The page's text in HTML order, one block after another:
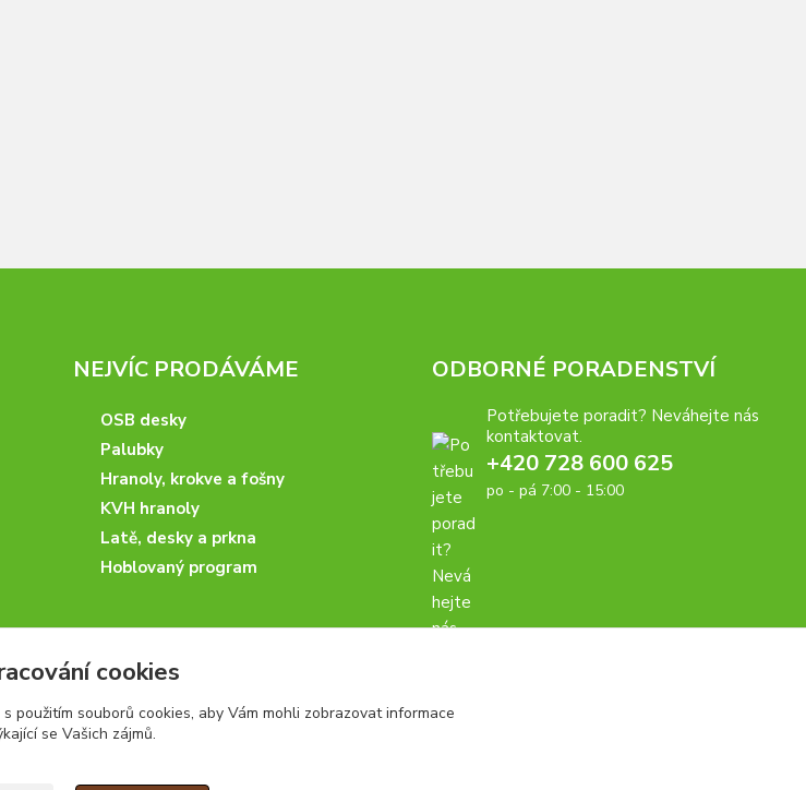
NEJVÍC PRODÁVÁME
OSB desky
Palubky
Hranoly, krokve a fošny
KVH hranoly
Latě, desky a prkna
Hoblovaný program
ODBORNÉ PORADENSTVÍ
Potřebujete poradit? Neváhejte nás
kontaktovat.
+420 728 600 625
po - pá 7:00 - 15:00
cookies
s použitím souborů cookies, aby Vám mohli zobrazovat informace
se Vašich zájmů.